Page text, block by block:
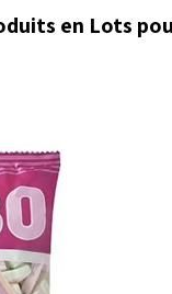
en Lots